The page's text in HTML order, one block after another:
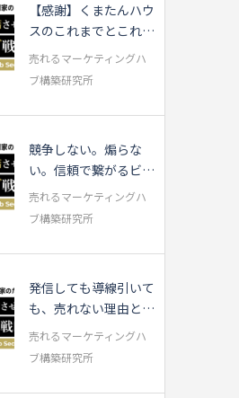
【感謝】くまたんハウ
スのこれまでとこれか
ら・・・
売れるマーケティングハ
ブ構築研究所
競争しない。煽らな
い。信頼で繋がるビジ
ネスの話
売れるマーケティングハ
ブ構築研究所
発信しても導線引いて
も、売れない理由と
は？成果につな...
売れるマーケティングハ
ブ構築研究所